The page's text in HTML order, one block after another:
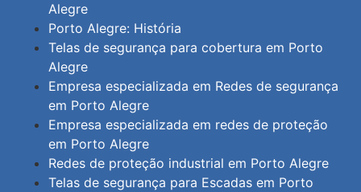
Alegre
Porto Alegre: História
Telas de segurança para cobertura em Porto
Alegre
Empresa especializada em Redes de segurança
em Porto Alegre
Empresa especializada em redes de proteção
em Porto Alegre
Redes de proteção industrial em Porto Alegre
Telas de segurança para Escadas em Porto